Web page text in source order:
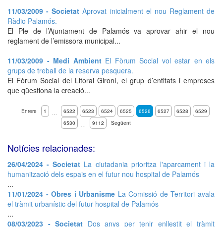
11/03/2009 - SocietatAprovat inicialment el nou Reglament de
Ràdio Palamós.
El Ple de l’Ajuntament de Palamós va aprovar ahir el nou
reglament de l’emissora municipal...
11/03/2009 - Medi Ambient El Fòrum Social vol estar en els
grups de treball de la reserva pesquera.
El Fòrum Social del Litoral Gironí, el grup d’entitats i empreses
que qüestiona la creació...
Enrere 1 … 6522 6523 6524 6525 6526 6527 6528
6529
6530
… 9112 Següent
Notícies relacionades:
26/04/2024 - Societat La ciutadania prioritza l'aparcament i la
humanització dels espais en el futur nou hospital de Palamós
...
11/01/2024 - Obres i Urbanisme La Comissió de Territori avala
el tràmit urbanístic del futur hospital de Palamós
...
08/03/2023 - Societat Dos anys per tenir enllestit el tràmit